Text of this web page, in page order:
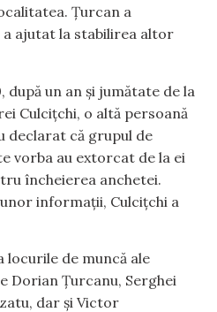
Țurcan a
ajutat la stabilirea altor
după un an și jumătate de la
Culcițchi, o altă persoană
declarat că grupul de
vorba au extorcat de la ei
încheierea anchetei.
informații, Culcițchi a
locurile de muncă ale
Dorian Țurcanu, Serghei
dar și Victor